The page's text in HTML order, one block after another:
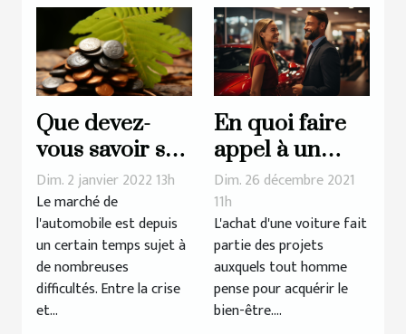
Que devez-
vous savoir sur
le malus
écologique ?
Dim. 2 janvier 2022 13h
Le marché de
l'automobile est depuis
un certain temps sujet à
de nombreuses
difficultés. Entre la crise
et...
En quoi faire
appel à un
mandataire
auto est-il
avantageux ?
Dim. 26 décembre 2021
11h
L'achat d'une voiture fait
partie des projets
auxquels tout homme
pense pour acquérir le
bien-être....